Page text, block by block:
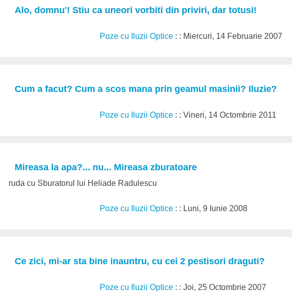
Alo, domnu'! Stiu ca uneori vorbiti din priviri, dar totusi!
Poze cu Iluzii Optice : : Miercuri, 14 Februarie 2007
Cum a facut? Cum a scos mana prin geamul masinii? Iluzie?
Poze cu Iluzii Optice : : Vineri, 14 Octombrie 2011
Mireasa la apa?... nu... Mireasa zburatoare
ruda cu Sburatorul lui Heliade Radulescu
Poze cu Iluzii Optice : : Luni, 9 Iunie 2008
Ce zici, mi-ar sta bine inauntru, cu cei 2 pestisori draguti?
Poze cu Iluzii Optice : : Joi, 25 Octombrie 2007